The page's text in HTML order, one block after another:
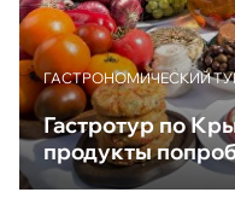
ГАСТРОНОМИЧЕСКИЙ
Гастротур по
продукты